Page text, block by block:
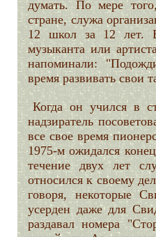
думать. По мере
стране, служа
12 школ за 12 лет.
музыканта или
напоминали:
время развивать свои
Когда он учился в
надзиратель
все свое время
1975-м ожидался
течение двух лет
относился к своему
говоря, некоторые
усерден даже для
раздавал номера